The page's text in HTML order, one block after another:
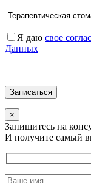
Я даю свое
Данных
×
Запишитесь на
И получите самый